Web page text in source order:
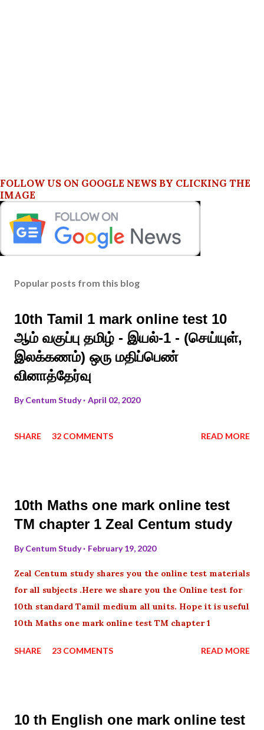
FOLLOW US ON GOOGLE NEWS BY CLICKING THE
IMAGE
Popular posts from this blog
10th Tamil 1 mark online test 10
ஆம் வகுப்பு தமிழ் - இயல்-1 - (செய்யுள்,
இலக்கணம்) ஒரு மதிப்பெண்
வினாத்தேர்வு
ByCentum Study April 02, 2020
SHARE 32 COMMENTS READ MORE
10th Maths one mark online test
TM chapter 1 Zeal Centum study
ByCentum Study February 19, 2020
Zeal Centum study shares you the online test materials
for all subjects .Here we share you the Online test for
10th standard Tamil medium all units. Hope it is useful
10th Maths one mark online test TM chapter 1
SHARE 23 COMMENTS READ MORE
10 th English one mark online test